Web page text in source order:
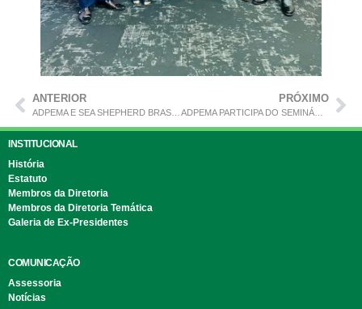
ANTERIOR PRÓXIMO
ADPEMA PARTICIPA DO SEMINÁRIO “POLÍTICAS PÚBLICAS VOLTADAS ÀS PESSOAS COM DEFICIÊNCIA NO ESTADO DO MARANHÃO E SEUS MUNICÍPIOS”.
INSTITUCIONAL
História
Estatuto
Membros da Diretoria
Membros da Diretoria Temática
Galeria de Ex-Presidentes
COMUNICAÇÃO
Assessoria
Notícias